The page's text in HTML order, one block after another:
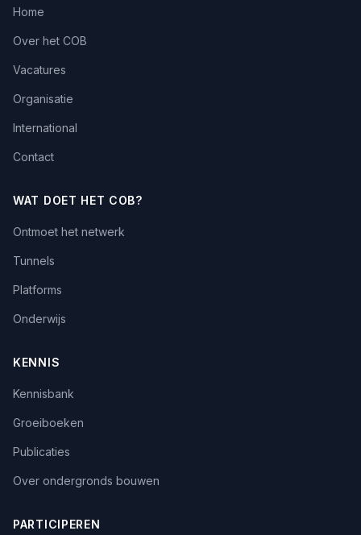
Home
Over het COB
Vacatures
Organisatie
International
Contact
WAT DOET HET COB?
Ontmoet het netwerk
Tunnels
Platforms
Onderwijs
KENNIS
Kennisbank
Groeiboeken
Publicaties
Over ondergronds bouwen
PARTICIPEREN